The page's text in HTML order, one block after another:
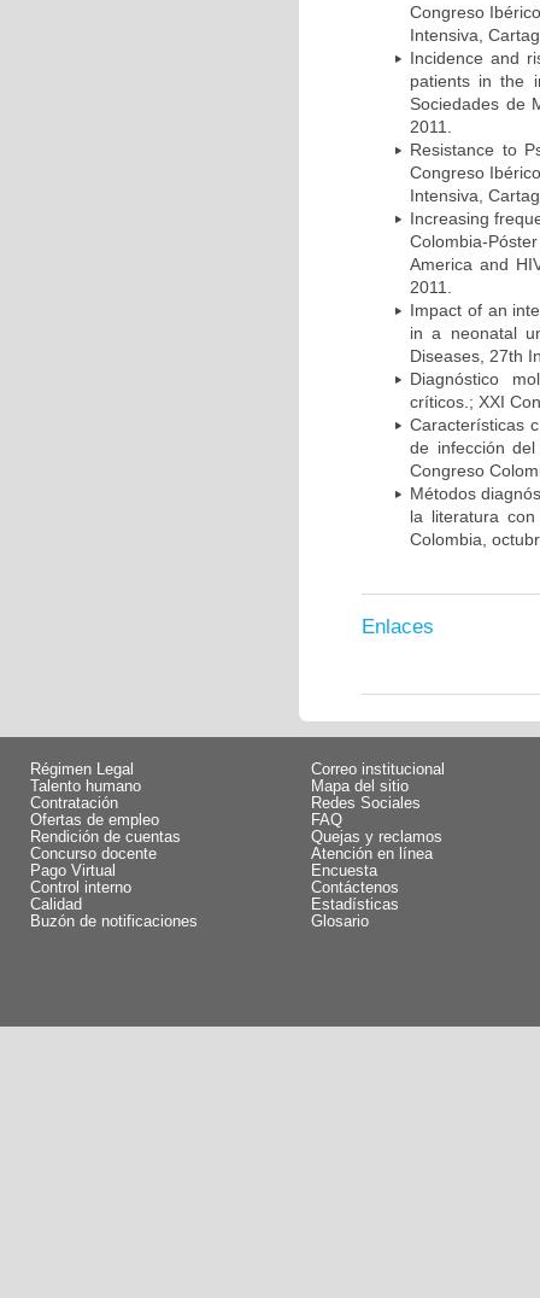
Congreso
Intensiva,
Incidence and
patients in the
Sociedades de
2011.
Resistance to
Congreso
Intensiva,
Increasing
Colombia-
America and
2011.
Impact of an
in a neonatal
Diseases, 27th
Diagnóstico
críticos.; XXI
Características
de infección
Congreso
Métodos
la literatura
Colombia,
Enlaces
Régimen Legal
Talento humano
Contratación
Ofertas de empleo
Rendición de cuentas
Concurso docente
Pago Virtual
Control interno
Calidad
Buzón de notificaciones
Correo institucional
Mapa del sitio
Redes Sociales
FAQ
Quejas y reclamos
Atención en línea
Encuesta
Contáctenos
Estadísticas
Glosario